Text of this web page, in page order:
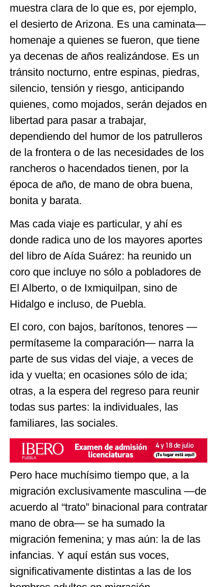
muestra clara de lo que es, por ejemplo,
el desierto de Arizona. Es una caminata—
homenaje a quienes se fueron, que tiene
ya decenas de años realizándose. Es un
tránsito nocturno, entre espinas, piedras,
silencio, tensión y riesgo, anticipando
quienes, como mojados, serán dejados en
libertad para pasar a trabajar,
dependiendo del humor de los patrulleros
de la frontera o de las necesidades de los
rancheros o hacendados tienen, por la
época de año, de mano de obra buena,
bonita y barata.
Mas cada viaje es particular, y ahí es
donde radica uno de los mayores aportes
del libro de Aída Suárez: ha reunido un
coro que incluye no sólo a pobladores de
El Alberto, o de Ixmiquilpan, sino de
Hidalgo e incluso, de Puebla.
El coro, con bajos, barítonos, tenores —
permítaseme la comparación— narra la
parte de sus vidas del viaje, a veces de
ida y vuelta; en ocasiones sólo de ida;
otras, a la espera del regreso para reunir
todas sus partes: la individuales, las
familiares, las sociales.
Pero hace muchísimo tiempo que, a la
migración exclusivamente masculina —de
acuerdo al “trato” binacional para contratar
mano de obra— se ha sumado la
migración femenina; y mas aún: la de las
infancias. Y aquí están sus voces,
significativamente distintas a las de los